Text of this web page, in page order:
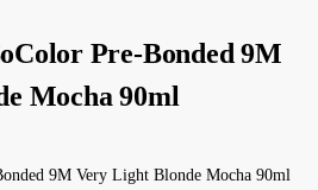
Pre-Bonded 9M
Mocha 90ml
9M Very Light Blonde Mocha 90ml